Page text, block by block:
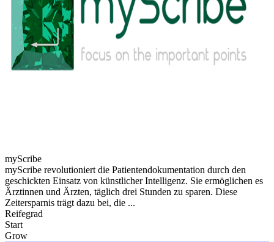
myScribe
myScribe revolutioniert die Patientendokumentation durch den
geschickten Einsatz von künstlicher Intelligenz. Sie ermöglichen es
Ärztinnen und Ärzten, täglich drei Stunden zu sparen. Diese
Zeitersparnis trägt dazu bei, die ...
Reifegrad
Start
Grow